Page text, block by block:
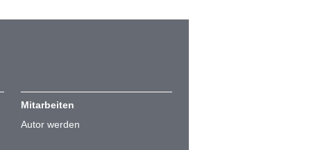
Mitarbeiten
Autor werden